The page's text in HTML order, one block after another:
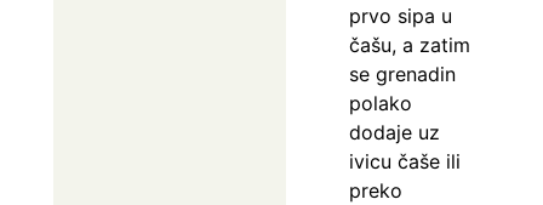
prvo sipa u
čašu, a zatim
se grenadin
polako
dodaje uz
ivicu čaše ili
preko